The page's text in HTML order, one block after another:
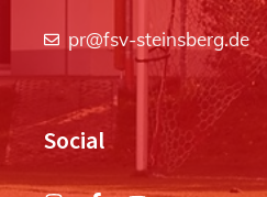
pr@fsv-steinsberg.de
Social